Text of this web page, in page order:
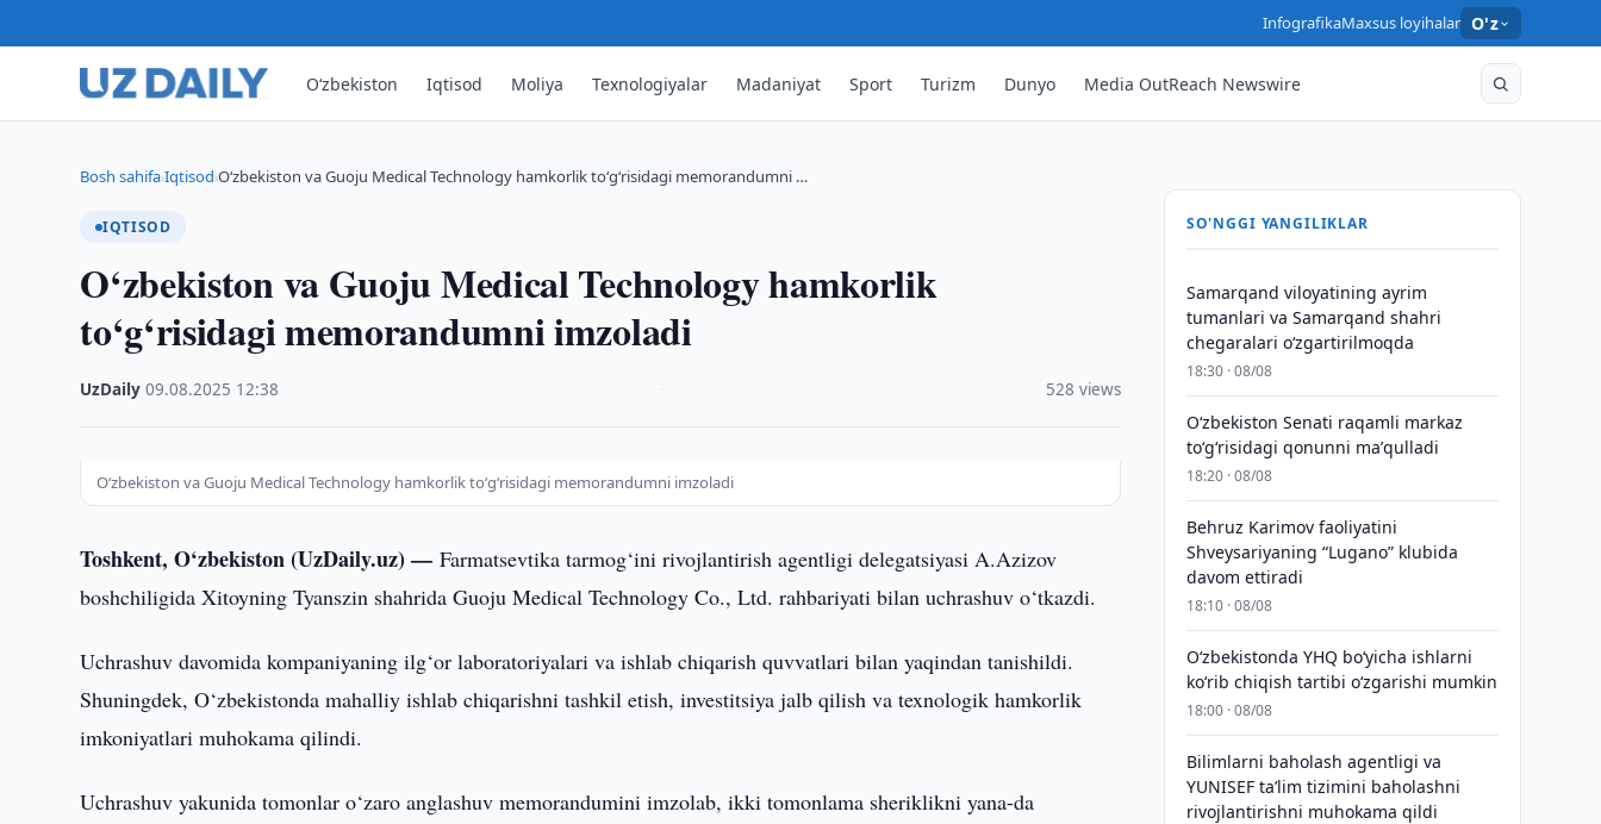
InfografikaMaxsus loyihalar O'z
O‘zbekiston Iqtisod Moliya Texnologiyalar Madaniyat Sport Turizm Dunyo Media OutReach Newswire
Bosh sahifa›Iqtisod›O‘zbekiston va Guoju Medical Technology hamkorlik to‘g‘risidagi memorandumni …
IQTISOD
O‘zbekiston va Guoju Medical Technology hamkorlik
to‘g‘risidagi memorandumni imzoladi
UzDaily ·09.08.2025 12:38 528 views
O‘zbekiston va Guoju Medical Technology hamkorlik to‘g‘risidagi memorandumni imzoladi
Toshkent, O‘zbekiston (UzDaily.uz) —Farmatsevtika tarmog‘ini rivojlantirish agentligi delegatsiyasi A.Azizov
boshchiligida Xitoyning Tyanszin shahrida Guoju Medical Technology Co., Ltd. rahbariyati bilan uchrashuv o‘tkazdi.
Uchrashuv davomida kompaniyaning ilg‘or laboratoriyalari va ishlab chiqarish quvvatlari bilan yaqindan tanishildi.
Shuningdek, O‘zbekistonda mahalliy ishlab chiqarishni tashkil etish, investitsiya jalb qilish va texnologik hamkorlik
imkoniyatlari muhokama qilindi.
Uchrashuv yakunida tomonlar o‘zaro anglashuv memorandumini imzolab, ikki tomonlama sheriklikni yana-da
SO'NGGI YANGILIKLAR
Samarqand viloyatining ayrim
tumanlari va Samarqand shahri
chegaralari oʻzgartirilmoqda
18:30 · 08/08
Oʻzbekiston Senati raqamli markaz
toʻgʻrisidagi qonunni maʼqulladi
18:20 · 08/08
Behruz Karimov faoliyatini
Shveysariyaning “Lugano” klubida
davom ettiradi
18:10 · 08/08
O‘zbekistonda YHQ bo‘yicha ishlarni
ko‘rib chiqish tartibi o‘zgarishi mumkin
18:00 · 08/08
Bilimlarni baholash agentligi va
YUNISEF taʼlim tizimini baholashni
rivojlantirishni muhokama qildi